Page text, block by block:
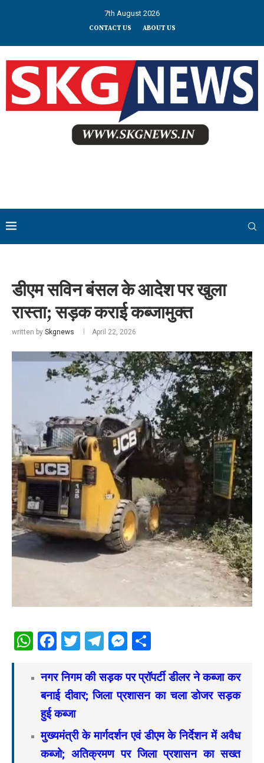
7th August 2026
CONTACT US ABOUT US
डीएम सविन बंसल के आदेश पर खुला
रास्ता; सड़क कराई कब्जामुक्त
written by Skgnews April 22, 2026
WhatsApp
Facebook
Twitter
Telegram
Messenger
नगर निगम की सड़क पर प्रॉपर्टी डीलर ने कब्जा कर
बनाई दीवार; जिला प्रशासन का चला डोजर सड़क
हुई कब्जा
मुख्यमंत्री के मार्गदर्शन एवं डीएम के निर्देशन में अवैध
कब्जो; अतिक्रमण पर जिला प्रशासन का सख्त